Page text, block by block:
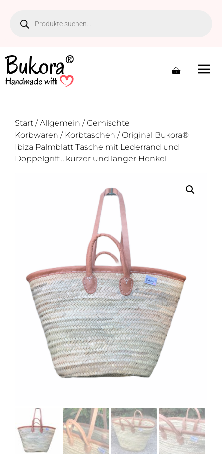
springen
Start /Allgemein /Gemischte
Korbwaren / Korbtaschen / Original Bukora®
Ibiza Palmblatt Tasche mit Lederrand und
Doppelgriff….kurzer und langer Henkel